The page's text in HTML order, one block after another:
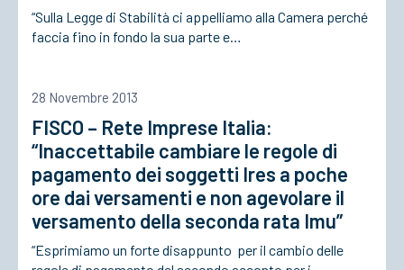
“Sulla Legge di Stabilità ci appelliamo alla Camera perché
faccia fino in fondo la sua parte e…
28 Novembre 2013
FISCO – Rete Imprese Italia:
“Inaccettabile cambiare le regole di
pagamento dei soggetti Ires a poche
ore dai versamenti e non agevolare il
versamento della seconda rata Imu”
“Esprimiamo un forte disappunto per il cambio delle